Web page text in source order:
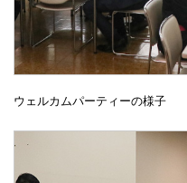
ウェルカムパーティーの様子